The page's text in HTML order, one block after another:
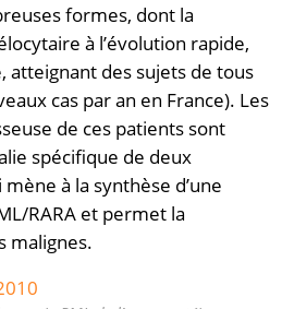
formes, dont la
à l’évolution rapide,
atteignant des sujets de tous
cas par an en France). Les
de ces patients sont
spécifique de deux
à la synthèse d’une
RARA et permet la
malignes.